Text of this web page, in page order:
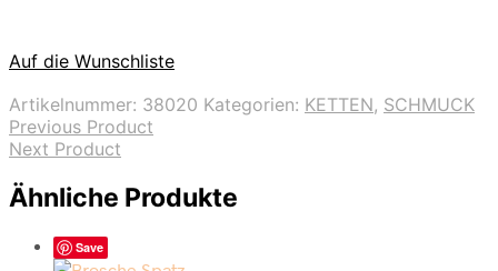
Auf die Wunschliste
Artikelnummer: 38020 Kategorien: KETTEN, SCHMUCK
Previous Product
Next Product
Ähnliche Produkte
Save